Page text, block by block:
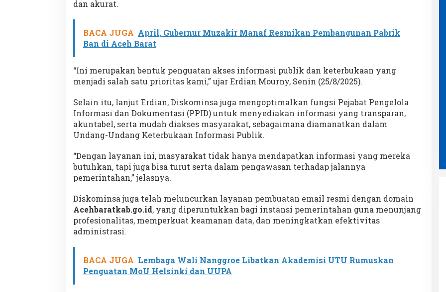
dan akurat.
BACA JUGA April, Gubernur Muzakir Manaf Resmikan Pembangunan Pabrik
Ban di Aceh Barat
“Ini merupakan bentuk penguatan akses informasi publik dan keterbukaan yang
menjadi salah satu prioritas kami,” ujar Erdian Mourny, Senin (25/8/2025).
Selain itu, lanjut Erdian, Diskominsa juga mengoptimalkan fungsi Pejabat Pengelola
Informasi dan Dokumentasi (PPID) untuk menyediakan informasi yang transparan,
akuntabel, serta mudah diakses masyarakat, sebagaimana diamanatkan dalam
Undang-Undang Keterbukaan Informasi Publik.
“Dengan layanan ini, masyarakat tidak hanya mendapatkan informasi yang mereka
butuhkan, tapi juga bisa turut serta dalam pengawasan terhadap jalannya
pemerintahan,” jelasnya.
Diskominsa juga telah meluncurkan layanan pembuatan email resmi dengan domain
Acehbaratkab.go.id, yang diperuntukkan bagi instansi pemerintahan guna menunjang
profesionalitas, memperkuat keamanan data, dan meningkatkan efektivitas
administrasi.
BACA JUGA Lembaga Wali Nanggroe Libatkan Akademisi UTU Rumuskan
Penguatan MoU Helsinki dan UUPA
Wartawan Bahas Isu Strategis